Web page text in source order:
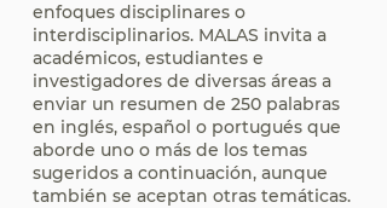
enfoques disciplinares o
interdisciplinarios. MALAS invita a
académicos, estudiantes e
investigadores de diversas áreas a
enviar un resumen de 250 palabras
en inglés, español o portugués que
aborde uno o más de los temas
sugeridos a continuación, aunque
también se aceptan otras temáticas.